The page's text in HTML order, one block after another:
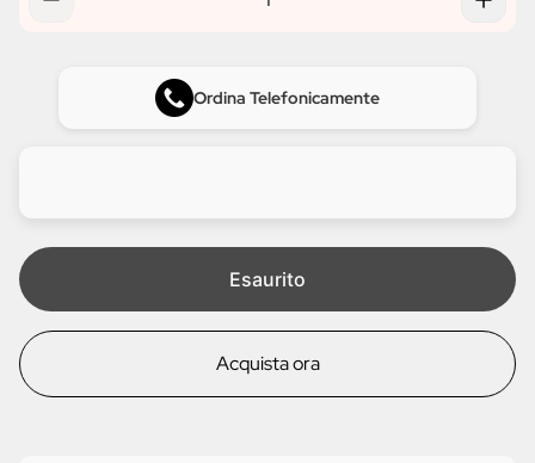
Ordina Telefonicamente
Esaurito
Acquista ora